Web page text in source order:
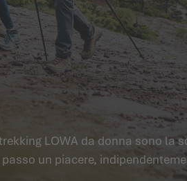
LOWA da donna sono la
un piacere,